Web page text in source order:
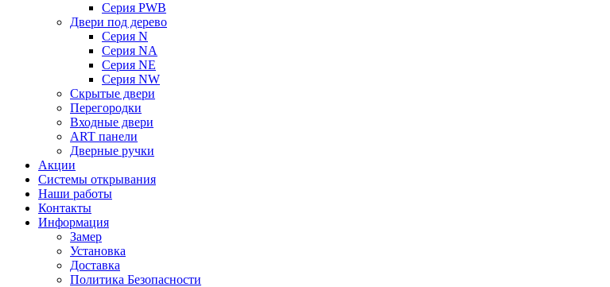
Серия PWB
Двери под дерево
Серия N
Серия NA
Серия NE
Серия NW
Скрытые двери
Перегородки
Входные двери
ART панели
Дверные ручки
Акции
Системы открывания
Наши работы
Контакты
Информация
Замер
Установка
Доставка
Политика Безопасности